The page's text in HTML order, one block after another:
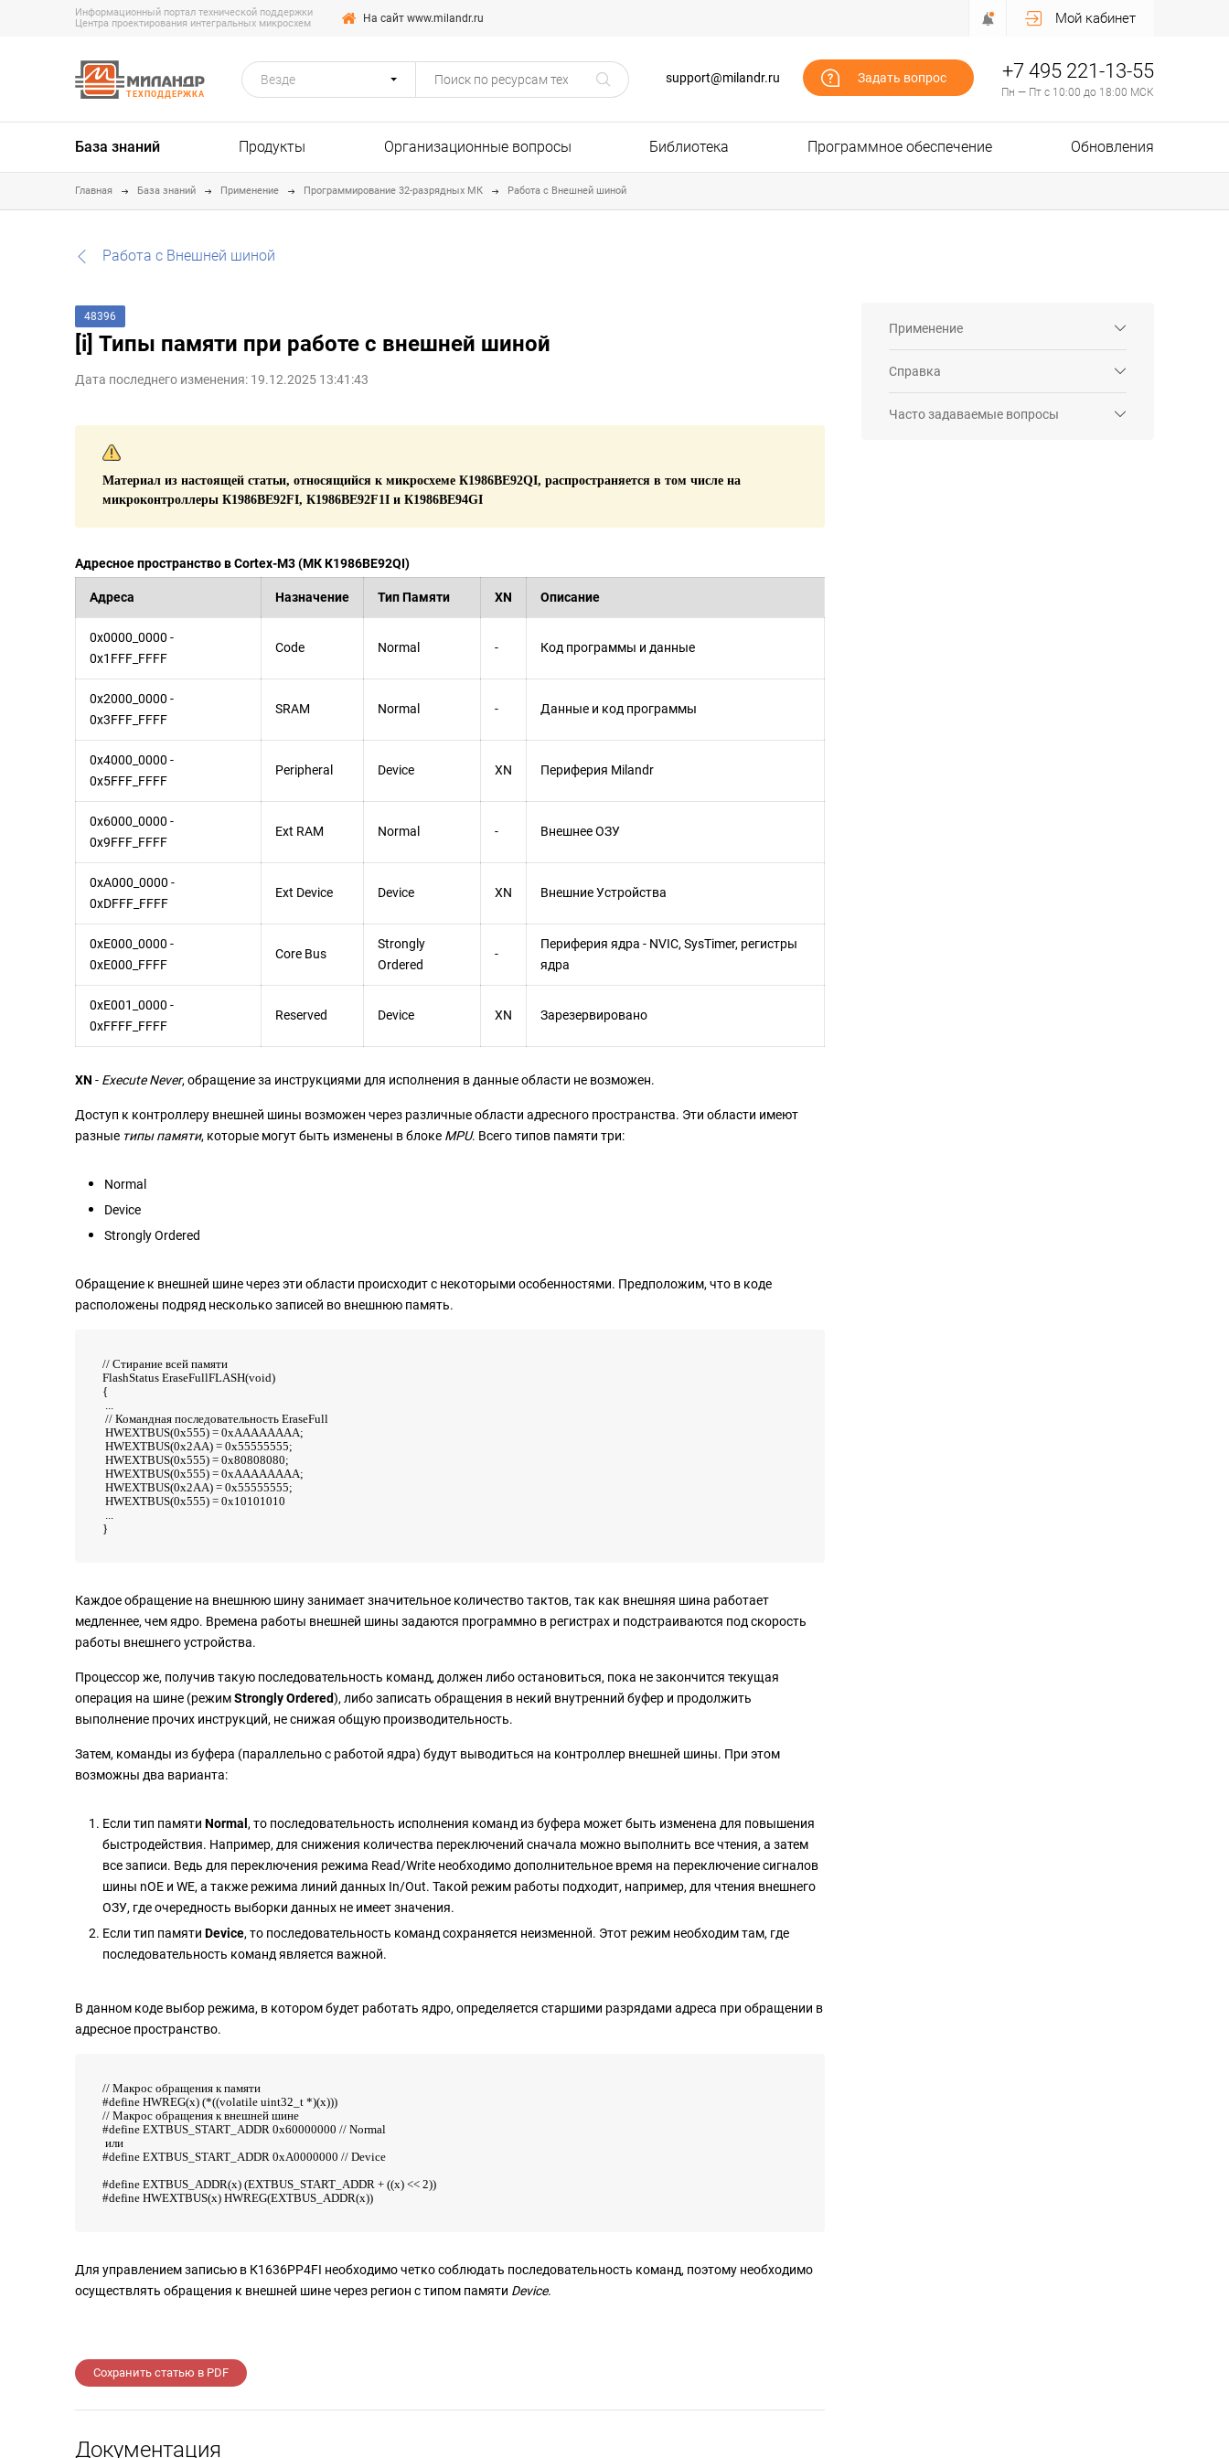
Информационный портал технической поддержки
Центра проектирования интегральных микросхем
На сайт www.milandr.ru Мой кабинет
ТЕХПОДДЕРЖКА
Везде support@milandr.ru Задать вопрос +7 495 221-13-55
Пн — Пт с 10:00 до 18:00 МСК
База знаний Продукты Организационные вопросы Библиотека Программное обеспечение Обновления
Главная База знаний Применение Программирование 32-разрядных МК Работа с Внешней шиной
Работа с Внешней шиной
48396
[i] Типы памяти при работе с внешней шиной
Дата последнего изменения: 19.12.2025 13:41:43
Материал из настоящей статьи, относящийся к микросхеме К1986ВЕ92QI, распространяется в том числе на
микроконтроллеры К1986ВЕ92FI, К1986ВЕ92F1I и К1986ВЕ94GI
Адресное пространство в Cortex-M3 (МК К1986ВЕ92QI)
Адреса Назначение Тип Памяти XN Описание
0x0000_0000 -
0x1FFF_FFFF
Code Normal - Код программы и данные
0x2000_0000 -
0x3FFF_FFFF
SRAM Normal - Данные и код программы
0x4000_0000 -
0x5FFF_FFFF
Peripheral Device XN Периферия Milandr
0x6000_0000 -
0x9FFF_FFFF
Ext RAM Normal - Внешнее ОЗУ
0xA000_0000 -
0xDFFF_FFFF
Ext Device Device XN Внешние Устройства
0xE000_0000 -
0xE000_FFFF
Core Bus
Strongly
Ordered
-
Периферия ядра - NVIC, SysTimer, регистры
ядра
0xE001_0000 -
0xFFFF_FFFF
Reserved Device XN Зарезервировано
XN - Execute Never, обращение за инструкциями для исполнения в данные области не возможен.
Доступ к контроллеру внешней шины возможен через различные области адресного пространства. Эти области имеют
разные типы памяти, которые могут быть изменены в блоке MPU. Всего типов памяти три:
Normal
Device
Strongly Ordered
Обращение к внешней шине через эти области происходит с некоторыми особенностями. Предположим, что в коде
расположены подряд несколько записей во внешнюю память.
// Стирание всей памяти
FlashStatus EraseFullFLASH(void)
{
...
// Командная последовательность EraseFull
HWEXTBUS(0x555) = 0xAAAAAAAA;
HWEXTBUS(0x2AA) = 0x55555555;
HWEXTBUS(0x555) = 0x80808080;
HWEXTBUS(0x555) = 0xAAAAAAAA;
HWEXTBUS(0x2AA) = 0x55555555;
HWEXTBUS(0x555) = 0x10101010
...
}
Каждое обращение на внешнюю шину занимает значительное количество тактов, так как внешняя шина работает
медленнее, чем ядро. Времена работы внешней шины задаются программно в регистрах и подстраиваются под скорость
работы внешнего устройства.
Процессор же, получив такую последовательность команд, должен либо остановиться, пока не закончится текущая
операция на шине (режимStrongly Ordered), либо записать обращения в некий внутренний буфер и продолжить
выполнение прочих инструкций, не снижая общую производительность.
Затем, команды из буфера (параллельно с работой ядра) будут выводиться на контроллер внешней шины. При этом
возможны два варианта:
Если тип памяти Normal , то последовательность исполнения команд из буфера может быть изменена для повышения
быстродействия. Например, для снижения количества переключений сначала можно выполнить все чтения, а затем
все записи. Ведь для переключения режима Read/Write необходимо дополнительное время на переключение сигналов
шины nOE и WE, а также режима линий данных In/Out. Такой режим работы подходит, например, для чтения внешнего
ОЗУ, где очередность выборки данных не имеет значения.
Если тип памяти Device, то последовательность команд сохраняется неизменной. Этот режим необходим там, где
последовательность команд является важной.
В данном коде выбор режима, в котором будет работать ядро, определяется старшими разрядами адреса при обращении в
адресное пространство.
// Макрос обращения к памяти
#define HWREG(x) (*((volatile uint32_t *)(x)))
// Макрос обращения к внешней шине
#define EXTBUS_START_ADDR 0x60000000 // Normal
или
#define EXTBUS_START_ADDR 0xA0000000 // Device
#define EXTBUS_ADDR(x) (EXTBUS_START_ADDR + ((x) << 2))
#define HWEXTBUS(x) HWREG(EXTBUS_ADDR(x))
Для управлением записью в К1636РР4FI необходимо четко соблюдать последовательность команд, поэтому необходимо
осуществлять обращения к внешней шине через регион с типом памяти Device.
Сохранить статью в PDF
Документация
Применение
Справка
Часто задаваемые вопросы